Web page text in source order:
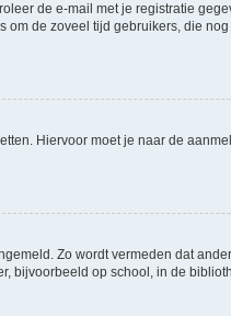
de e-mail met je registratie
de zoveel tijd gebruikers, die
Hiervoor moet je naar de
Zo wordt vermeden dat
bijvoorbeeld op school, in de